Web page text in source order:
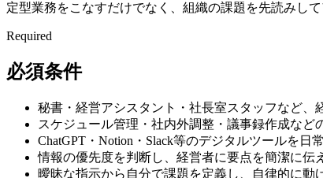
定型業務をこなすだけでなく、組織の課題を先読みし
Required
必須条件
秘書・経営アシスタント・社長室スタッフなど、
スケジュール管理・社内外調整・議事録作成など
ChatGPT・Notion・Slack等のデジタルツールを日
情報の優先度を判断し、経営者に要点を簡潔に伝
曖昧な指示から自分で課題を定義し、自律的に動